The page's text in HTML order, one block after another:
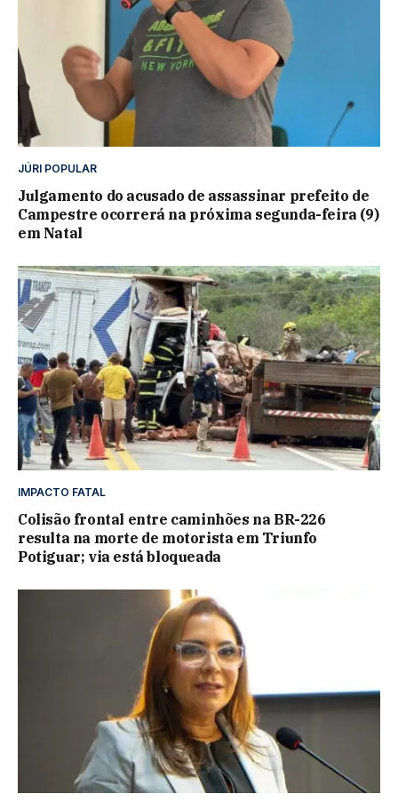
JÚRI POPULAR
Julgamento do acusado de assassinar prefeito de
Campestre ocorrerá na próxima segunda-feira (9)
em Natal
IMPACTO FATAL
Colisão frontal entre caminhões na BR-226
resulta na morte de motorista em Triunfo
Potiguar; via está bloqueada